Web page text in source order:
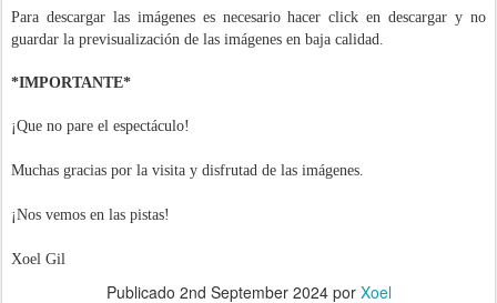
Para descargar las imágenes es necesario hacer click en descargar y no
guardar la previsualización de las imágenes en baja calidad.
*IMPORTANTE*
¡Que no pare el espectáculo!
Muchas gracias por la visita y disfrutad de las imágenes.
¡Nos vemos en las pistas!
Xoel Gil
Publicado 2nd September 2024por Xoel